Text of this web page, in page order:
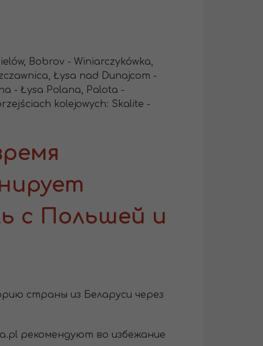
Bobrov - Winiarczykówka,
Łysa nad Dunajcom -
- Łysa Polana, Palota -
kolejowych: Skalite -
с Польшей и
страны из Беларуси через
рекомендуют во избежание